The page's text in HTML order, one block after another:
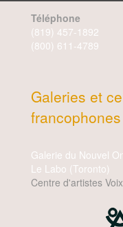
Téléphone
(819) 457-1892
(800) 611-4789
Galeries et
Galerie du Nouvel
Le Labo (Toronto)
Centre d'artistes